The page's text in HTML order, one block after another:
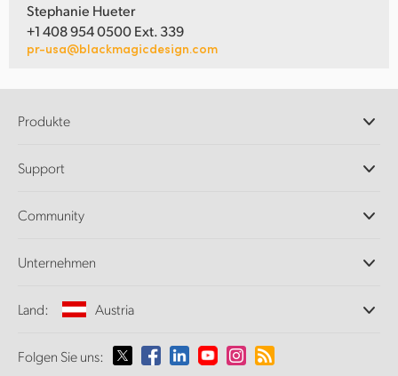
Stephanie Hueter
+1 408 954 0500 Ext. 339
pr-usa@blackmagicdesign.com
Produkte
DaVinci Resolve und Fusion Software
Ultimatte
Aufzeichnung und Wiedergabe
Norm- und Formatwandlung
Netzwerkspeicher
Support
Support-Center
Community
Unternehmen
Informationen über uns
Medien
Land: Austria
Wählen Sie Ihr Land aus
Folgen Sie uns: